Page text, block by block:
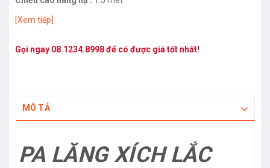
[Xem tiếp]
Gọi ngay 08.1234.8998để có được giá tốt nhất!
MÔ TẢ
PA LĂNG XÍCH LẮC